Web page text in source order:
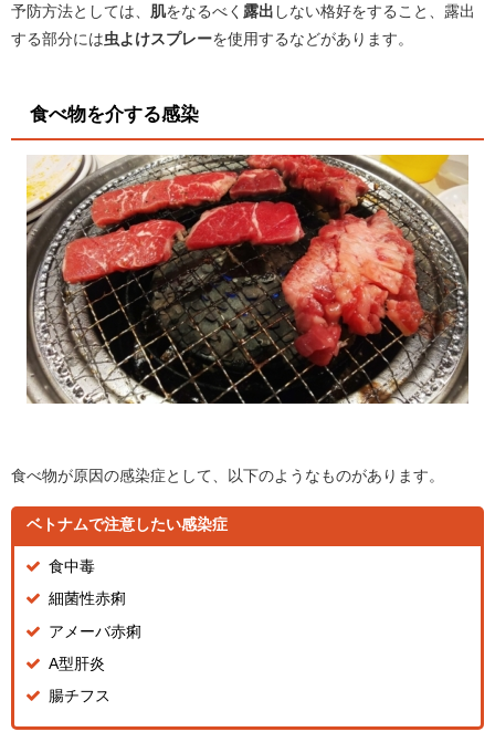
予防方法としては、 肌をなるべく 露出 しない格好をすること、露出
する部分には虫よけスプレーを使用するなどがあります。
食べ物を介する感染
食べ物が原因の感染症として、以下のようなものがあります。
ベトナムで注意したい感染症
食中毒
細菌性赤痢
アメーバ赤痢
A型肝炎
腸チフス